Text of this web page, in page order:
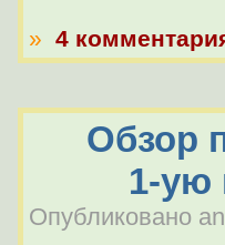
» 4
Обзор
1-ую
Опубликовано